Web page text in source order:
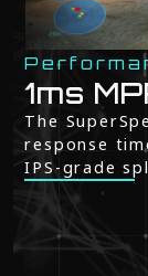
1ms
The
response
IPS-grade